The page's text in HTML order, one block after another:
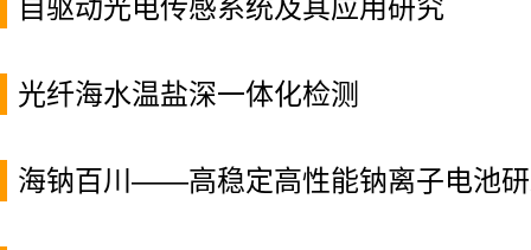
自驱动光电传感系统及其应用研究
光纤海水温盐深一体化检测
海钠百川——高稳定高性能钠离子电池